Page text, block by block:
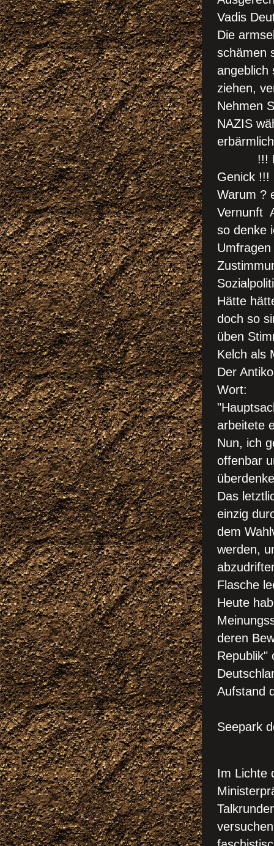
Vadis
Die
schämen
angeblich
ziehen,
Nehmen
NAZIS
!!! Eine
Genick !!!
Warum ?
Vernunft
so denke
Hätte
doch so
üben
Kelch als
Der
Wort:
arbeitete
Nun, ich
offenbar
Das
einzig
dem
werden,
Flasche
Heute
deren
Republik"
Seepark
Im Lichte